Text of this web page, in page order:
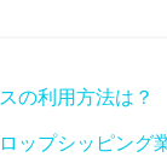
の利用方法は？
ップシッピング